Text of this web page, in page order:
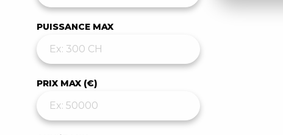
PUISSANCE MAX
PRIX MAX (€)